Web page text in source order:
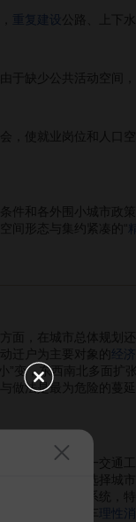
重复建设 公路、上下
缺少公共活动空间，
使就业岗位和人口
件和各外围小城市政
间形态与集约紧凑的“
，在城市总体规划
迁户为主要对象的 经济
”变，东西南北多面扩
法是最为危险的蔓
于几乎是唯一交通工
应当成为我们选择城市
全的自行车系统，
，积极引导汽车 理性